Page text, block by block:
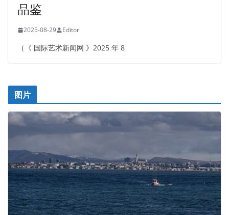
品鉴
2025-08-29 Editor
（《 国际艺术新闻网 》2025 年 8
图片